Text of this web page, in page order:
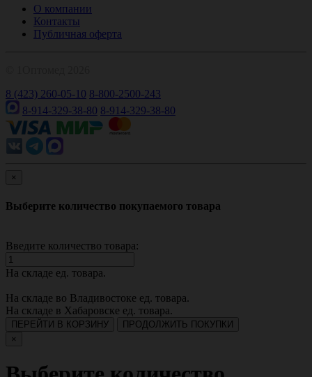
О компании
Контакты
Публичная оферта
8 (423) 260-05-10 8-800-2500-243
8-914-329-38-80 8-914-329-38-80
×
Выберите количество покупаемого товара
Введите количество товара:
На складе ед. товара.
На складе во Владивостоке ед. товара.
На складе в Хабаровске ед. товара.
ПЕРЕЙТИ В КОРЗИНУ
ПРОДОЛЖИТЬ ПОКУПКИ
×